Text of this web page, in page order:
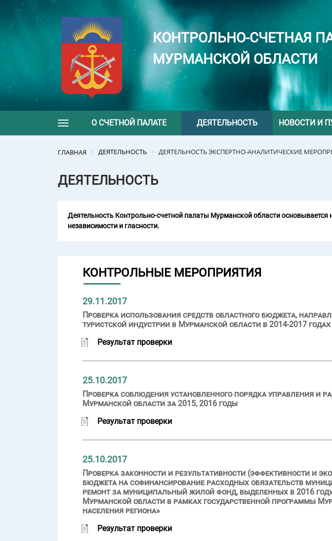
КОНТРОЛЬНО-СЧЕТНАЯ
МУРМАНСКОЙ ОБЛАСТИ
Toggle navigation
О СЧЕТНОЙ ПАЛАТЕ ДЕЯТЕЛЬНОСТЬ НОВОСТИ И
ГЛАВНАЯ ДЕЯТЕЛЬНОСТЬ ДЕЯТЕЛЬНОСТЬ ЭКСПЕРТНО-АНАЛИТИЧЕСКИЕ
ДЕЯТЕЛЬНОСТЬ
Деятельность Контрольно-счетной палаты Мурманской области основывается
независимости и гласности.
КОНТРОЛЬНЫЕ МЕРОПРИЯТИЯ
29.11.2017
Проверка использования средств областного бюджета,
туристской индустрии в Мурманской области в 2014-2017 годах
Результат проверки
25.10.2017
Проверка соблюдения установленного порядка управления и
Мурманской области за 2015, 2016 годы
Результат проверки
25.10.2017
Проверка законности и результативности (эффективности и
бюджета на софинансирование расходных обязательств
ремонт за муниципальный жилой фонд, выделенных в 2016
Мурманской области в рамках государственной программы
населения региона»
Результат проверки